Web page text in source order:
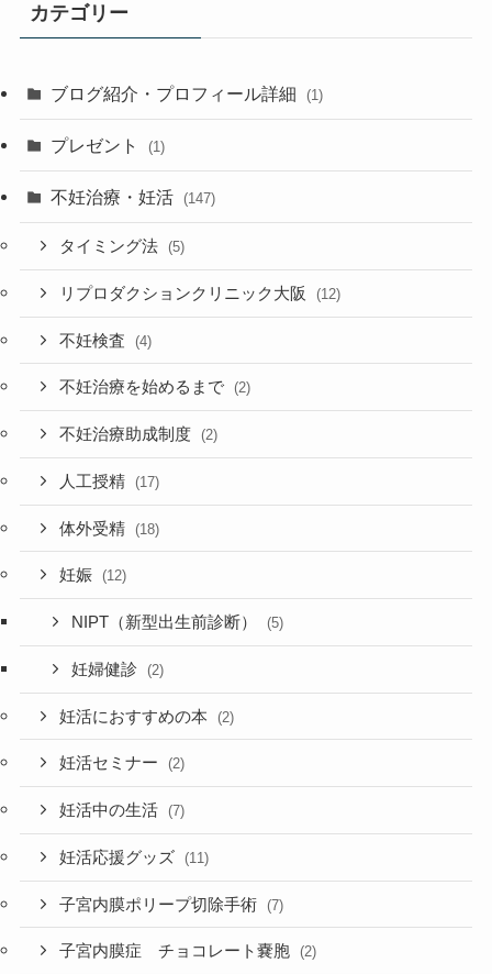
カテゴリー
ブログ紹介・プロフィール詳細 (1)
プレゼント (1)
不妊治療・妊活 (147)
タイミング法 (5)
リプロダクションクリニック大阪 (12)
不妊検査 (4)
不妊治療を始めるまで (2)
不妊治療助成制度 (2)
人工授精 (17)
体外受精 (18)
妊娠 (12)
NIPT（新型出生前診断） (5)
妊婦健診 (2)
妊活におすすめの本 (2)
妊活セミナー (2)
妊活中の生活 (7)
妊活応援グッズ (11)
子宮内膜ポリープ切除手術 (7)
子宮内膜症 チョコレート嚢胞 (2)